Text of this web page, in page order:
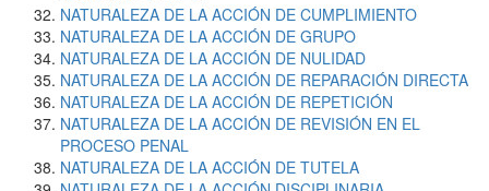
NATURALEZA DE LA ACCIÓN DE CUMPLIMIENTO
NATURALEZA DE LA ACCIÓN DE GRUPO
NATURALEZA DE LA ACCIÓN DE NULIDAD
NATURALEZA DE LA ACCIÓN DE REPARACIÓN DIRECTA
NATURALEZA DE LA ACCIÓN DE REPETICIÓN
NATURALEZA DE LA ACCIÓN DE REVISIÓN EN EL
PROCESO PENAL
NATURALEZA DE LA ACCIÓN DE TUTELA